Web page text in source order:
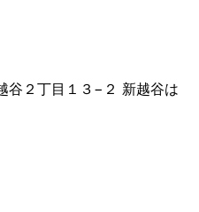
２丁目１３−２ 新越谷は